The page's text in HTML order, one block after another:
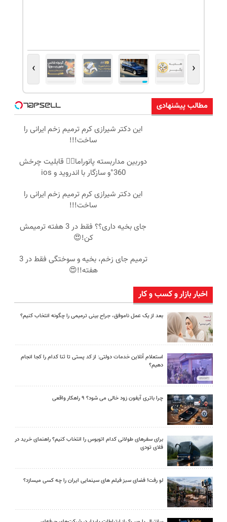
‹
›
مطالب پیشنهادی
این دکتر شیرازی کرم ترمیم زخم ایرانی را
ساخت!!!
دوربین مداربسته پانوراما👈🏻 قابلیت چرخش
360°و سازگار با اندروید و ios
این دکتر شیرازی کرم ترمیم زخم ایرانی را
ساخت!!!
جای بخیه داری؟؟ فقط در 3 هفته ترمیمش
کن!😍
ترمیم جای زخم، بخیه و سوختگی فقط در 3
هفته!!😍
اخبار بازار و کسب و کار
بعد از یک عمل ناموفق، جراح بینی ترمیمی را چگونه انتخاب کنیم؟
استعلام آنلاین خدمات دولتی: از کد پستی تا ثنا کدام را کجا انجام
دهیم؟
چرا باتری آیفون زود خالی می شود؟ ۹ راهکار واقعی
برای سفرهای طولانی کدام اتوبوس را انتخاب کنیم؟ راهنمای خرید در
فلای تودی
لو رفت! فضای سبز فیلم های سینمایی ایران را چه کسی میسازد؟